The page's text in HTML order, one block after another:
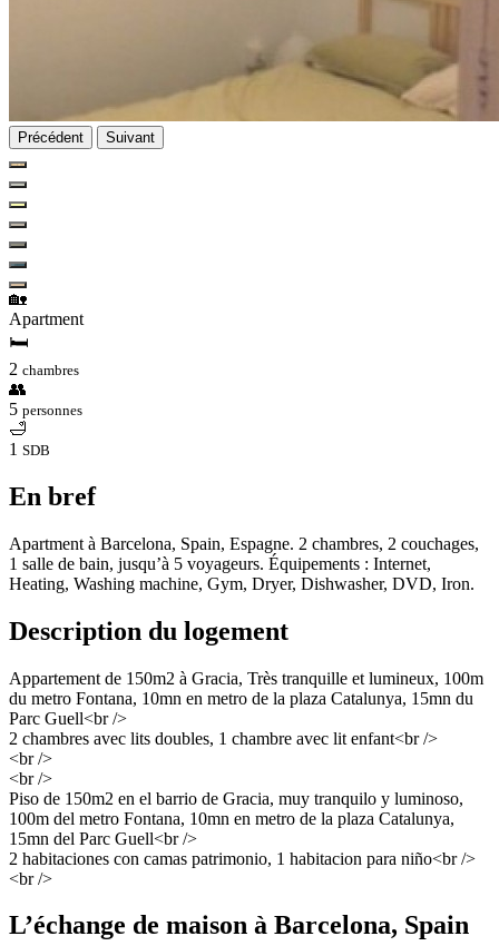
Précédent Suivant
🏡
Apartment
🛏
2 chambres
👥
5 personnes
🛁
1 SDB
En bref
Apartment à Barcelona, Spain, Espagne. 2 chambres, 2 couchages,
1 salle de bain, jusqu’à 5 voyageurs. Équipements : Internet,
Heating, Washing machine, Gym, Dryer, Dishwasher, DVD, Iron.
Description du logement
Appartement de 150m2 à Gracia, Très tranquille et lumineux, 100m
du metro Fontana, 10mn en metro de la plaza Catalunya, 15mn du
Parc Guell<br />
2 chambres avec lits doubles, 1 chambre avec lit enfant<br />
<br />
<br />
Piso de 150m2 en el barrio de Gracia, muy tranquilo y luminoso,
100m del metro Fontana, 10mn en metro de la plaza Catalunya,
15mn del Parc Guell<br />
2 habitaciones con camas patrimonio, 1 habitacion para niño<br />
<br />
L’échange de maison à Barcelona, Spain